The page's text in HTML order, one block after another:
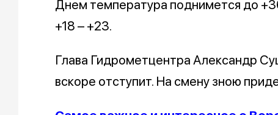
Днем температура поднимется до
+18 – +23.
Глава Гидрометцентра Александр
вскоре отступит. На смену зною